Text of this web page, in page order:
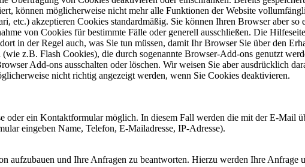
können möglicherweise nicht mehr alle Funktionen der Website
etc.) akzeptieren Cookies standardmäßig. Sie können Ihren Browser aber so
von Cookies für bestimmte Fälle oder generell ausschließen. Die
in der Regel auch, was Sie tun müssen, damit Ihr Browser Sie über den
z.B. Flash Cookies), die durch sogenannte Browser-Add-ons genutzt
Add-ons ausschalten oder löschen. Wir weisen Sie aber ausdrücklich
nicht richtig angezeigt werden, wenn Sie Cookies deaktivieren.
oder ein Kontaktformular möglich. In diesem Fall werden die mit der E-Mail
eingeben Name, Telefon, E-Mailadresse, IP-Adresse).
aufzubauen und Ihre Anfragen zu beantworten. Hierzu werden Ihre Anfrage